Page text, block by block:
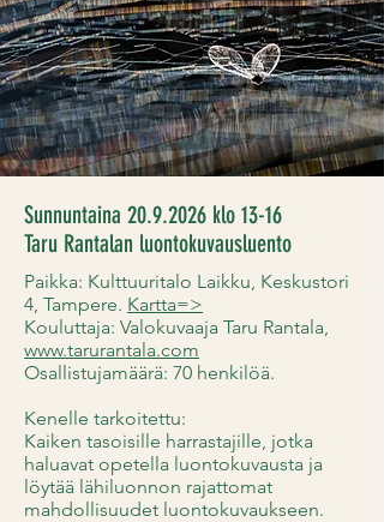
Sunnuntaina 20.9.2026 klo 13-16
Taru Rantalan luontokuvausluento
Paikka: Kulttuuritalo Laikku, Keskustori
4, Tampere. Kartta=>
Kouluttaja: Valokuvaaja Taru Rantala,
www.tarurantala.com
Osallistujamäärä: 70 henkilöä.
Kenelle tarkoitettu:
Kaiken tasoisille harrastajille, jotka
haluavat opetella luontokuvausta ja
löytää lähiluonnon rajattomat
mahdollisuudet luontokuvaukseen.